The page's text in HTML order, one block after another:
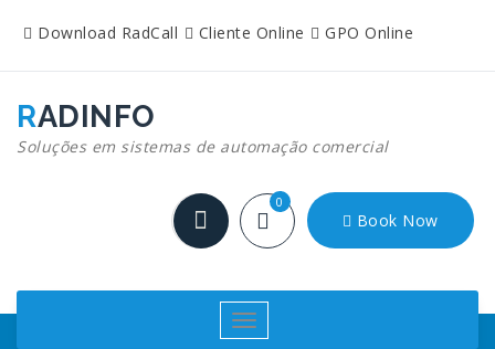
para Download RadCall Cliente Online GPO Online
RADINFO
Soluções em sistemas de automação comercial
0
Book Now
Alternar